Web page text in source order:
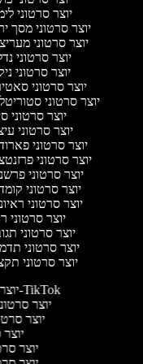
יוצר סרטוני
יוצר סרטוני מסך
יוצר סרטוני
יוצר סרטוני
יוצר סרטוני
יוצר סרטוני
יוצר סרטוני
יוצר סרטוני
יוצר סרטוני
יוצר סרטוני
יוצר סרטוני
יוצר סרטוני
יוצר סרטוני
יוצר סרטוני
יוצר סרטוני
יוצר סרטוני
יוצר סרטוני
יוצר סרטוני
יוצר סרטונים ל-TikTok
יוצר
יוצר
יוצר